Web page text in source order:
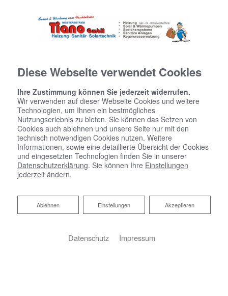
Diese Webseite verwendet Cookies
Ihre Zustimmung können Sie jederzeit widerrufen.
Wir verwenden auf dieser Webseite Cookies und weitere
Technologien, um Ihnen ein bestmögliches
Nutzungserlebnis zu bieten. Sie können das Setzen von
Cookies auch ablehnen und unsere Seite nur mit den
technisch notwendigen Cookies nutzen. Weitere
Informationen, sowie eine detaillierte Übersicht der Cookies
und eingesetzten Technologien finden Sie in unserer
Datenschutzerklärung. Sie können Ihre Einstellungen
jederzeit ändern.
Akzeptieren
Einstellungen
Ablehnen
Ablehnen
Datenschutz Impressum